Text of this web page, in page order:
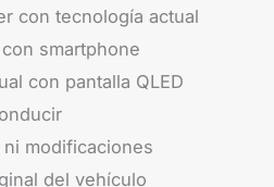
con tecnología actual
smartphone
con pantalla QLED
modificaciones
del vehículo